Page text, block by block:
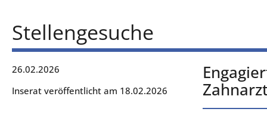
Stellengesuche
26.02.2026
Inserat veröffentlicht am 18.02.2026